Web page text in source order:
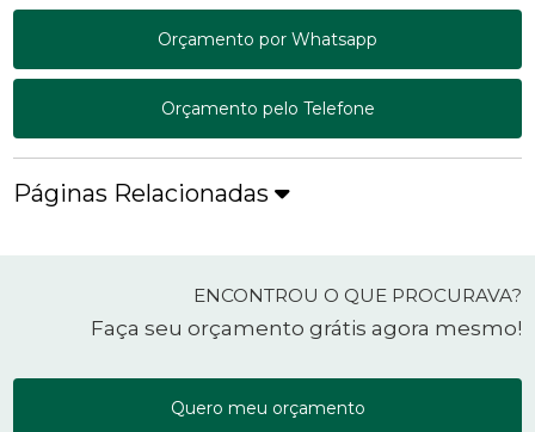
Orçamento por Whatsapp
Orçamento pelo Telefone
Páginas Relacionadas
ENCONTROU O QUE PROCURAVA?
Faça seu orçamento grátis agora mesmo!
Quero meu orçamento